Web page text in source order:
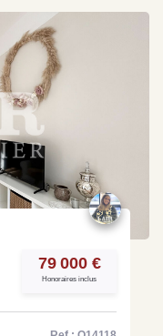
79 000 €
Honoraires inclus